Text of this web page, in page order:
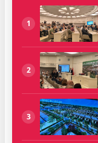
1
2
3